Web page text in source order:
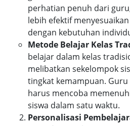
perhatian penuh dari
lebih efektif
dengan kebutuhan
Metode Belajar Kelas
belajar dalam kelas
melibatkan sekelompok
tingkat kemampuan.
harus mencoba
siswa dalam satu waktu.
Personalisasi